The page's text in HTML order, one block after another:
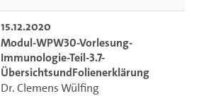
15.12.2020
Modul-WPW30-Vorlesung-
Immunologie-Teil-3.7-
ÜbersichtsundFolienerklärung
Dr. Clemens Wülfing